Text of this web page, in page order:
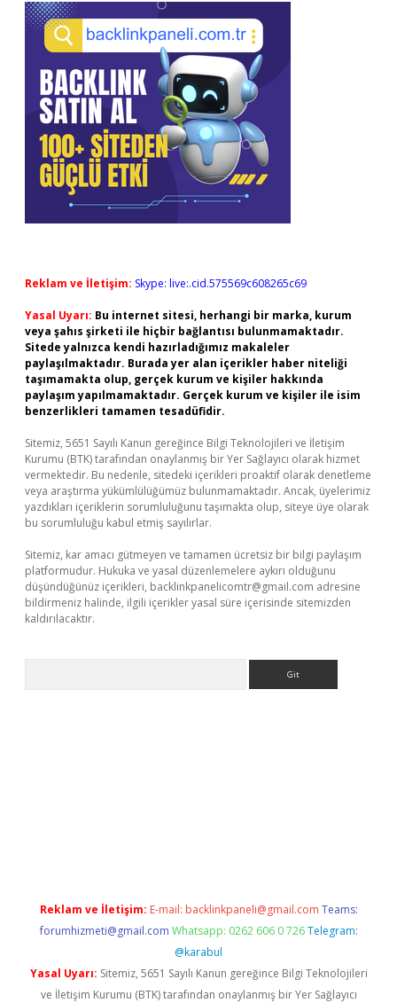
Reklam ve İletişim: Skype: live:.cid.575569c608265c69
Yasal Uyarı: Bu internet sitesi, herhangi bir marka, kurum
veya şahıs şirketi ile hiçbir bağlantısı bulunmamaktadır.
Sitede yalnızca kendi hazırladığımız makaleler
paylaşılmaktadır. Burada yer alan içerikler haber niteliği
taşımamakta olup, gerçek kurum ve kişiler hakkında
paylaşım yapılmamaktadır. Gerçek kurum ve kişiler ile isim
benzerlikleri tamamen tesadüfidir.
Sitemiz, 5651 Sayılı Kanun gereğince Bilgi Teknolojileri ve İletişim
Kurumu (BTK) tarafından onaylanmış bir Yer Sağlayıcı olarak hizmet
vermektedir. Bu nedenle, sitedeki içerikleri proaktif olarak denetleme
veya araştırma yükümlülüğümüz bulunmamaktadır. Ancak, üyelerimiz
yazdıkları içeriklerin sorumluluğunu taşımakta olup, siteye üye olarak
bu sorumluluğu kabul etmiş sayılırlar.
Sitemiz, kar amacı gütmeyen ve tamamen ücretsiz bir bilgi paylaşım
platformudur. Hukuka ve yasal düzenlemelere aykırı olduğunu
düşündüğünüz içerikleri, backlinkpanelicomtr@gmail.com adresine
bildirmeniz halinde, ilgili içerikler yasal süre içerisinde sitemizden
kaldırılacaktır.
Reklam ve İletişim: E-mail: backlinkpaneli@gmail.com Teams:
forumhizmeti@gmail.com Whatsapp: 0262 606 0 726 Telegram:
@karabul
Yasal Uyarı: Sitemiz, 5651 Sayılı Kanun gereğince Bilgi Teknolojileri
ve İletişim Kurumu (BTK) tarafından onaylanmış bir Yer Sağlayıcı